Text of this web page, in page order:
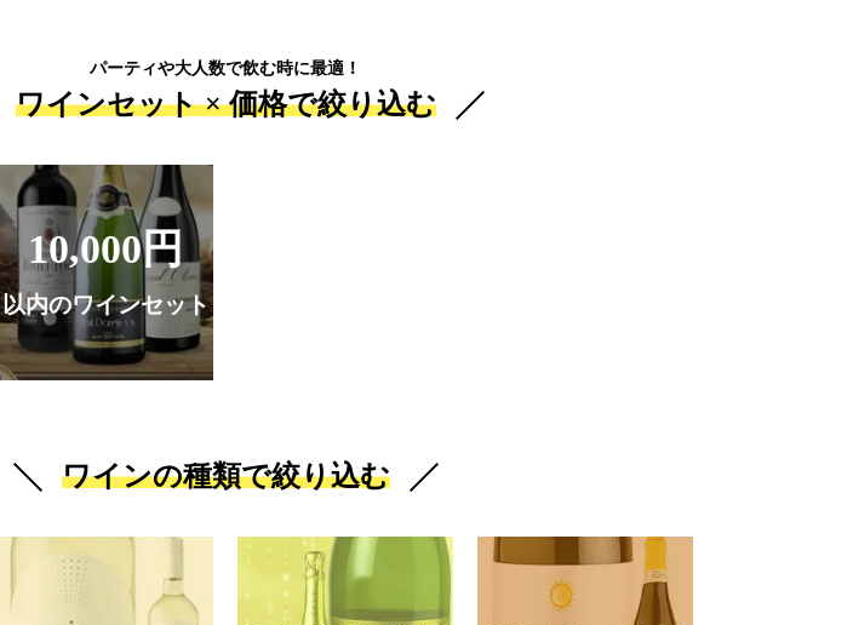
パーティや大人数で飲む時に最適！
ワインセット ×価格で絞り込む
10,000円
以内のワインセット
ワインの種類で絞り込む